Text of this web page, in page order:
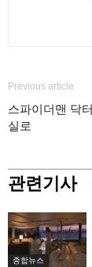
Previous article
스파이더맨 닥
실로
관련기사
종합뉴스